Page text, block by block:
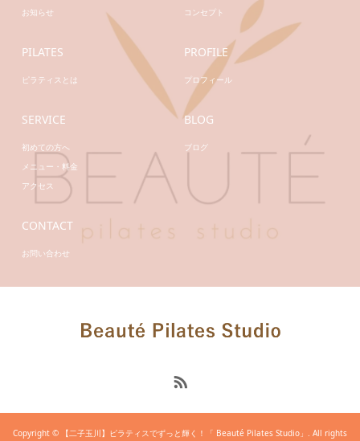
お知らせ コンセプト
PILATES
ピラティスとは
PROFILE
プロフィール
SERVICE
初めての方へ
メニュー・料金
アクセス
BLOG
ブログ
CONTACT
お問い合わせ
Copyright © 【二子玉川】ピラティスでずっと輝く！「 Beauté Pilates Studio」. All rights